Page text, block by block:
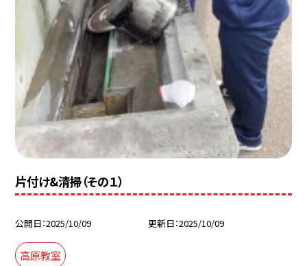
片付け&清掃（その１）
公開日 2025/10/09 更新日 2025/10/09
高原教室